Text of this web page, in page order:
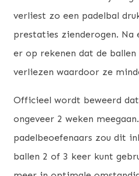
verliest zo een padelbal
prestaties zienderogen. Na
er op rekenen dat de
verliezen waardoor ze
Officieel wordt beweerd
ongeveer 2 weken
padelbeoefenaars zou dit
ballen 2 of 3 keer kunt